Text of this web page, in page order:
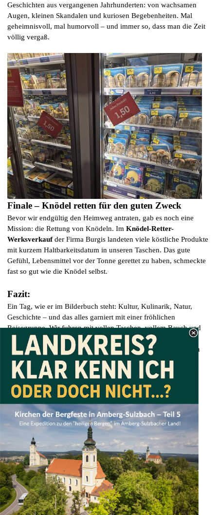
Geschichten aus vergangenen Jahrhunderten: von wachsamen
Augen, kleinen Skandalen und kuriosen Begebenheiten. Mal
geheimnisvoll, mal humorvoll – und immer so, dass man die Zeit
völlig vergaß.
Finale – Knödel retten für den guten Zweck
Bevor wir endgültig den Heimweg antraten, gab es noch eine
Mission: die Rettung von Knödeln. Im Knödel-Retter-
Werksverkaufder Firma Burgis landeten viele köstliche Produkte
mit kurzem Haltbarkeitsdatum in unseren Taschen. Das gute
Gefühl, Lebensmittel vor der Tonne gerettet zu haben, schmeckte
fast so gut wie die Knödel selbst.
Fazit:
Ein Tag, wie er im Bilderbuch steht: Kultur, Kulinarik, Natur,
Geschichte – und das alles garniert mit einer fröhlichen
Reisegruppe. Wir fuhren mit vollen Taschen, vollem Bauch und
vielen schönen Erinnerungen nach Hause. Und wer weiß –
vielleicht sieht man sich schon bald wiederonTour
im nächsten
Abenteuer.
Zurück
Walter Heldrich - Schachtstr. 6 - 92237 Sulzbach-Rosenberg
Kontakt